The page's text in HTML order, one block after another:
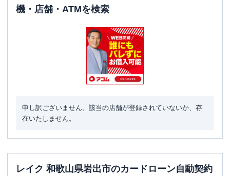
機・店舗・ATMを検索
申し訳ございません。該当の店舗が登録されていないか、存
在いたしません。
レイク 和歌山県岩出市のカードローン自動契約